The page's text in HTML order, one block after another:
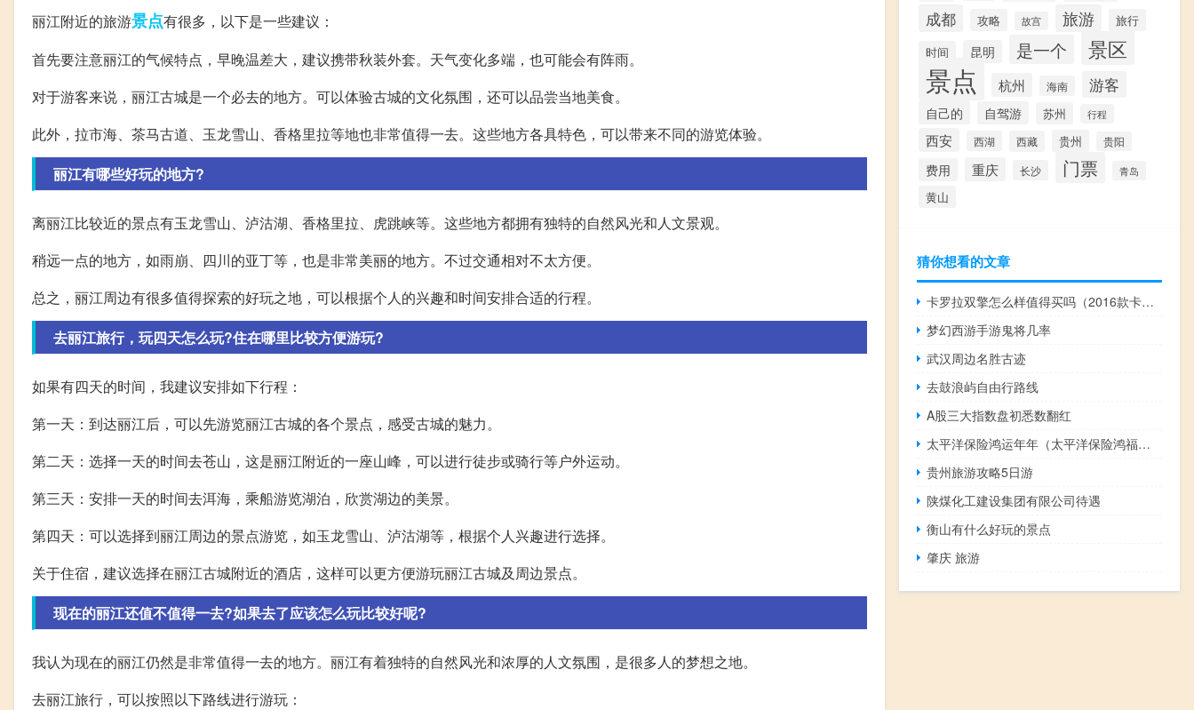
丽江附近的旅游景点有很多，以下是一些建议：
首先要注意丽江的气候特点，早晚温差大，建议携带秋装外套。天气变化多端，也可能会有阵雨。
对于游客来说，丽江古城是一个必去的地方。可以体验古城的文化氛围，还可以品尝当地美食。
此外，拉市海、茶马古道、玉龙雪山、香格里拉等地也非常值得一去。这些地方各具特色，可以带来不同的游览体验。
丽江有哪些好玩的地方?
离丽江比较近的景点有玉龙雪山、泸沽湖、香格里拉、虎跳峡等。这些地方都拥有独特的自然风光和人文景观。
稍远一点的地方，如雨崩、四川的亚丁等，也是非常美丽的地方。不过交通相对不太方便。
总之，丽江周边有很多值得探索的好玩之地，可以根据个人的兴趣和时间安排合适的行程。
去丽江旅行，玩四天怎么玩?住在哪里比较方便游玩?
如果有四天的时间，我建议安排如下行程：
第一天：到达丽江后，可以先游览丽江古城的各个景点，感受古城的魅力。
第二天：选择一天的时间去苍山，这是丽江附近的一座山峰，可以进行徒步或骑行等户外运动。
第三天：安排一天的时间去洱海，乘船游览湖泊，欣赏湖边的美景。
第四天：可以选择到丽江周边的景点游览，如玉龙雪山、泸沽湖等，根据个人兴趣进行选择。
关于住宿，建议选择在丽江古城附近的酒店，这样可以更方便游玩丽江古城及周边景点。
现在的丽江还值不值得一去?如果去了应该怎么玩比较好呢?
我认为现在的丽江仍然是非常值得一去的地方。丽江有着独特的自然风光和浓厚的人文氛围，是很多人的梦想之地。
去丽江旅行，可以按照以下路线进行游玩：
成都 攻略 故宫 旅游
旅行
时间
昆明 是一个 景区
景点 杭州 海南 游客
自己的 自驾游 苏州 行程
西安 西湖 西藏 贵州 贵阳
费用 重庆 长沙 门票 青岛
黄山
猜你想看的文章
卡罗拉双擎怎么样值得买吗（2016款卡罗拉双擎是什么意思）
梦幻西游手游鬼将几率
武汉周边名胜古迹
去鼓浪屿自由行路线
A股三大指数盘初悉数翻红
太平洋保险鸿运年年（太平洋保险鸿福年年）
贵州旅游攻略5日游
陕煤化工建设集团有限公司待遇
衡山有什么好玩的景点
肇庆 旅游